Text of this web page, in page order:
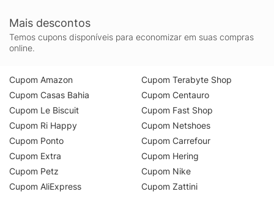
Mais descontos
Temos cupons disponíveis para economizar em suas compras
online.
Cupom Amazon
Cupom Casas Bahia
Cupom Le Biscuit
Cupom Ri Happy
Cupom Ponto
Cupom Extra
Cupom Petz
Cupom AliExpress
Cupom Terabyte Shop
Cupom Centauro
Cupom Fast Shop
Cupom Netshoes
Cupom Carrefour
Cupom Hering
Cupom Nike
Cupom Zattini